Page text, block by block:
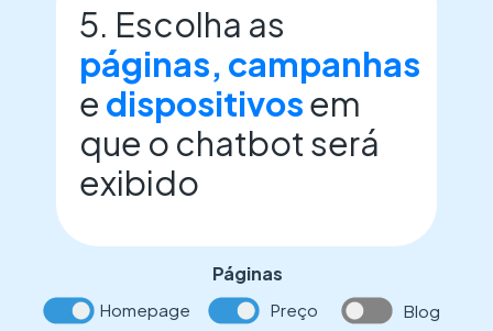
5. Escolha as
páginas, campanhas
e dispositivosem
que o chatbot será
exibido
Homepage Preço Blog
Páginas